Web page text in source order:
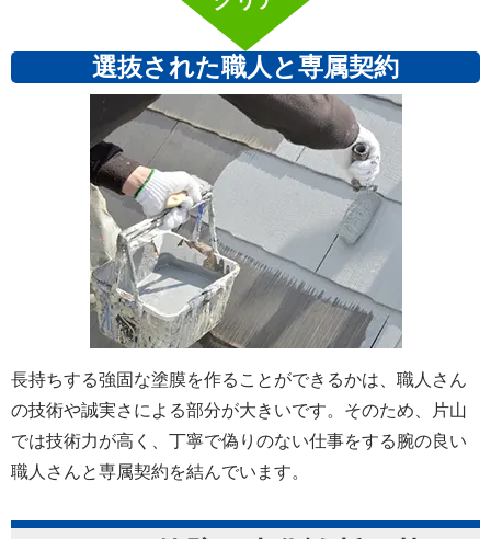
選抜された職人と専属契約
長持ちする強固な塗膜を作ることができるかは、職人さん
の技術や誠実さによる部分が大きいです。そのため、片山
では技術力が高く、丁寧で偽りのない仕事をする腕の良い
職人さんと専属契約を結んでいます。